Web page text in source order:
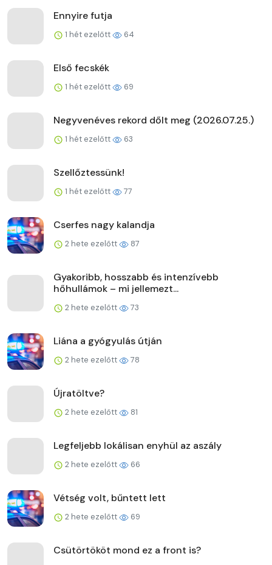
Ennyire futja
1 hét ezelőtt 64
Első fecskék
1 hét ezelőtt 69
Negyvenéves rekord dőlt meg (2026.07.25.)
1 hét ezelőtt 63
Szellőztessünk!
1 hét ezelőtt 77
Cserfes nagy kalandja
2 hete ezelőtt 87
Gyakoribb, hosszabb és intenzívebb
hőhullámok – mi jellemezt...
2 hete ezelőtt 73
Liána a gyógyulás útján
2 hete ezelőtt 78
Újratöltve?
2 hete ezelőtt 81
Legfeljebb lokálisan enyhül az aszály
2 hete ezelőtt 66
Vétség volt, bűntett lett
2 hete ezelőtt 69
Csütörtököt mond ez a front is?